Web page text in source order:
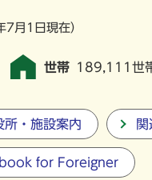
7月1日現在）
世帯 189,111世
所・施設案内 関
for Foreigner